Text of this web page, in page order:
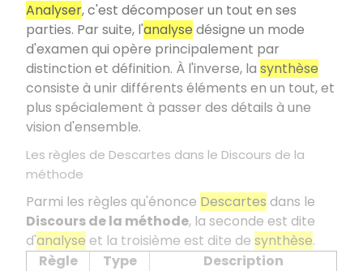
Analyser, c'est décomposer un tout en ses
parties. Par suite, l'analyse désigne un mode
d'examen qui opère principalement par
distinction et définition. À l'inverse, la synthèse
consiste à unir différents éléments en un tout, et
plus spécialement à passer des détails à une
vision d'ensemble.
Les règles de Descartes dans le Discours de la
méthode
Parmi les règles qu'énonce Descartes dans le
Discours de la méthode, la seconde est dite
d'analyse et la troisième est dite de synthèse.
Règle
Type
Description